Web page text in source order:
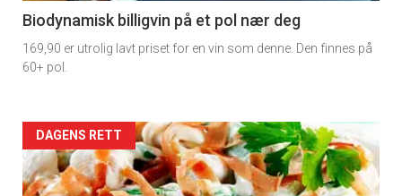
4
Biodynamisk billigvin på et pol nær deg
169,90 er utrolig lavt priset for en vin som denne. Den finnes på
60+ pol.
Forsiden
akkurat
DAGENS RETT